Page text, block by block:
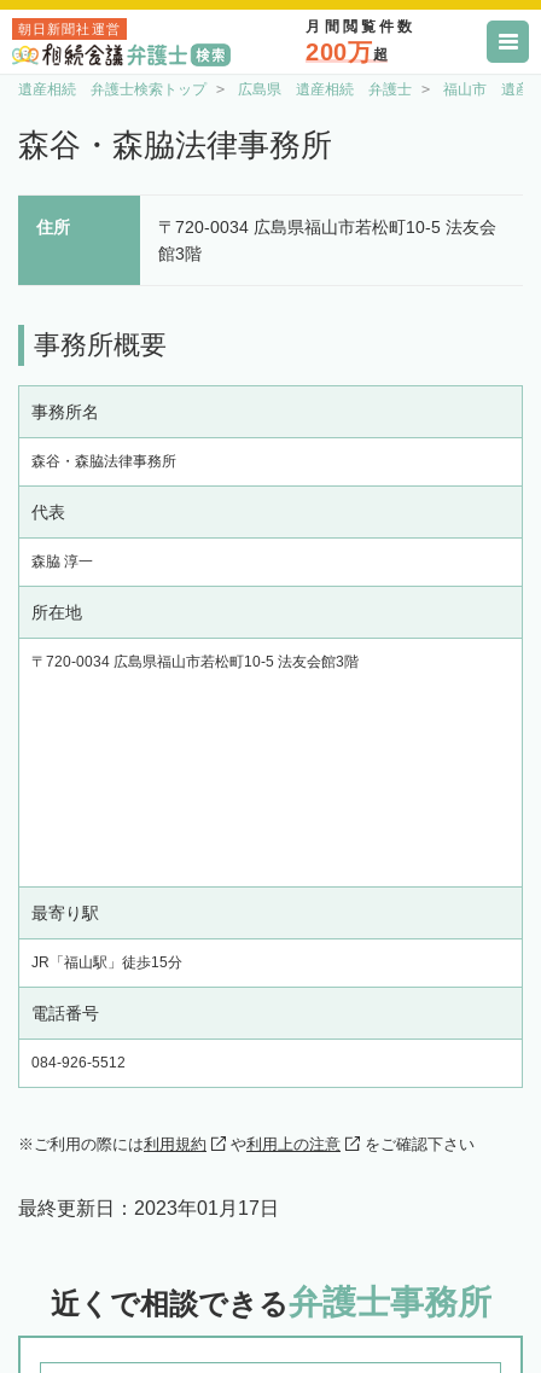
朝日新聞社運営 月間閲覧件数
200万超
遺産相続 弁護士検索トップ 広島県 遺産相続 弁護士 福山市 遺産
森谷・森脇法律事務所
住所
〒720-0034 広島県福山市若松町10-5 法友会
館3階
事務所概要
事務所名
森谷・森脇法律事務所
代表
森脇 淳一
所在地
〒720-0034 広島県福山市若松町10-5 法友会館3階
最寄り駅
JR「福山駅」徒歩15分
電話番号
084-926-5512
ご利用の際には利用規約 や利用上の注意 をご確認下さい
最終更新日： 2023年01月17日
近くで相談できる弁護士事務所